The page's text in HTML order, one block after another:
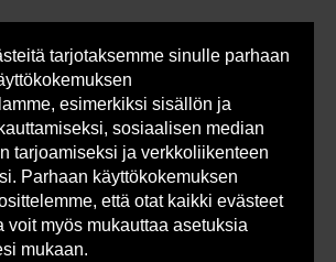
tarjotaksemme sinulle parhaan
esimerkiksi sisällön ja
sosiaalisen median
tarjoamiseksi ja verkkoliikenteen
Parhaan käyttökokemuksen
että otat kaikki evästeet
voit myös mukauttaa asetuksia
mukaan.
> Uutiset 2026
>
toimintavarmuuden – lue lisää